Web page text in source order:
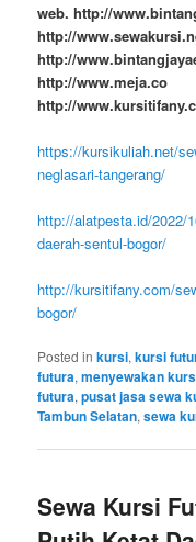
web. http://
http://
http://
http://www.meja.co
http://
https://kursikuliah.net/
neglasari-tangerang/
http://alatpesta.id/2022/
daerah-sentul-bogor/
http://kursitifany.com/
bogor/
Posted in kursi,kursi
futura,menyewakan
futura,pusat jasa sewa
Tambun Selatan,sewa
Sewa Kursi